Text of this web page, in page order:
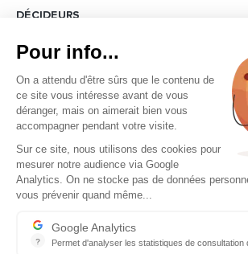
DÉCIDEURS
Quels sont les décideurs qui font l’actualité
politique des pays du pourtour de la
Copyright © 2026 - Tous droits réservés
Qui sommes-nous ?
Contact
Mentions légales
Pour info...
On a attendu d'être sûrs que le contenu de
ce site vous intéresse avant de vous
déranger, mais on aimerait bien vous
accompagner pendant votre visite.
Sur ce site, nous utilisons des cookies pour
mesurer notre audience via Google
Analytics. On ne stocke pas de données
vous prévenir quand même...
?
Google Analytics
Permet d'analyser les statistiques de consultation